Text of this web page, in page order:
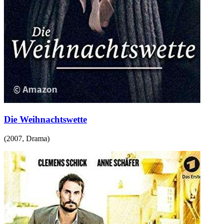
Die Weihnachtswette
(2007, Drama)